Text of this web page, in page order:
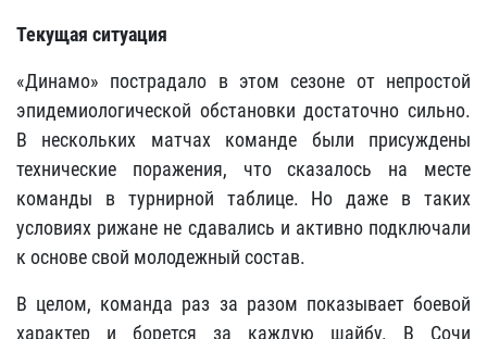
Текущая ситуация
«Динамо» пострадало в этом сезоне от непростой
эпидемиологической обстановки достаточно сильно.
В нескольких матчах команде были присуждены
технические поражения, что сказалось на месте
команды в турнирной таблице. Но даже в таких
условиях рижане не сдавались и активно подключали
к основе свой молодежный состав.
В целом, команда раз за разом показывает боевой
характер и борется за каждую шайбу. В Сочи